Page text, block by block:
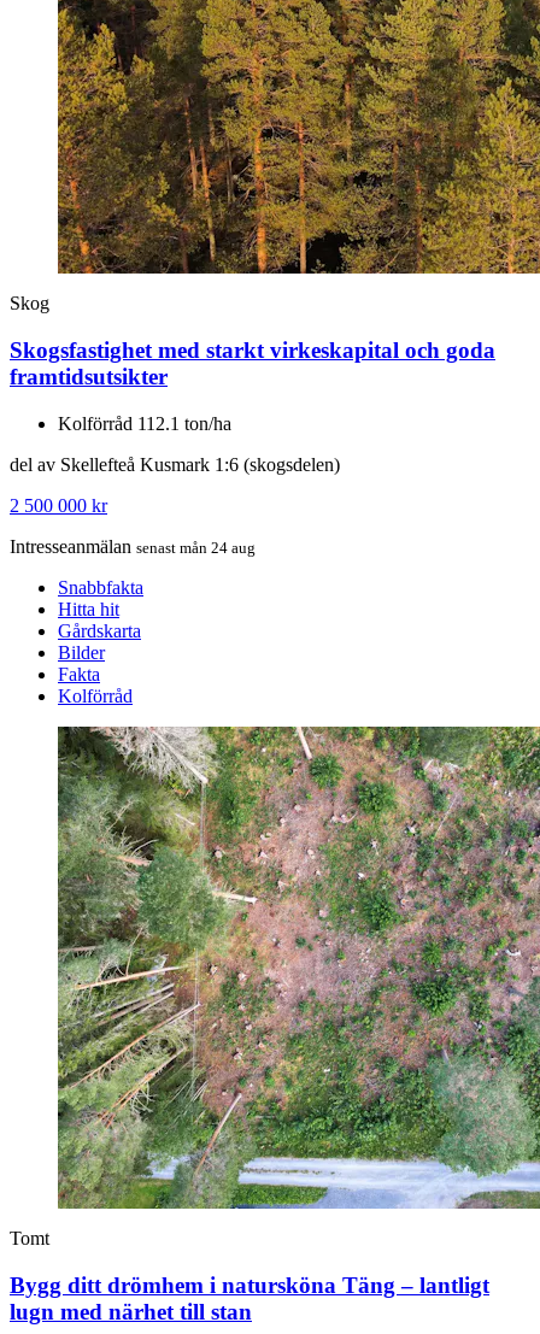
Skog
Skogsfastighet med starkt virkeskapital och goda
framtidsutsikter
Kolförråd 112.1 ton/ha
del av Skellefteå Kusmark 1:6 (skogsdelen)
2 500 000 kr
Intresseanmälan senast mån 24 aug
Snabbfakta
Hitta hit
Gårdskarta
Bilder
Fakta
Kolförråd
Tomt
Bygg ditt drömhem i natursköna Täng – lantligt
lugn med närhet till stan